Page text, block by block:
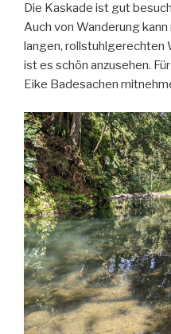
Die Kaskade ist gut
Auch von Wanderung
langen, rollstuhlgerechten
ist es schön anzusehen.
Eike Badesachen